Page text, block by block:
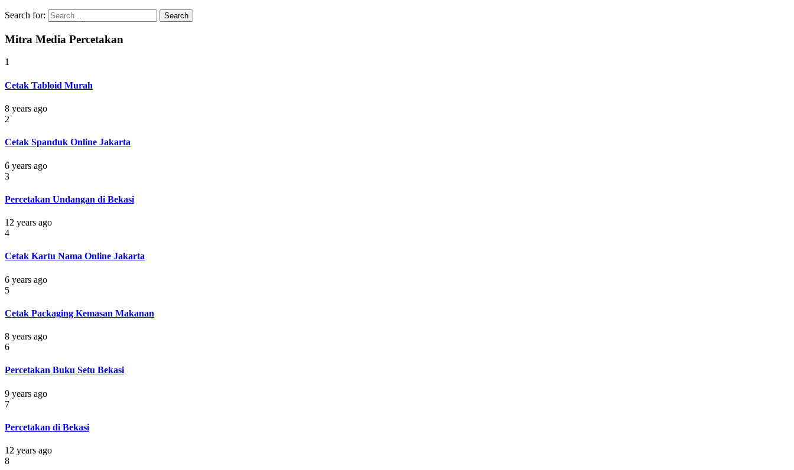
Search for:
Mitra Media Percetakan
1
Cetak Tabloid Murah
8 years ago
2
Cetak Spanduk Online Jakarta
6 years ago
3
Percetakan Undangan di Bekasi
12 years ago
4
Cetak Kartu Nama Online Jakarta
6 years ago
5
Cetak Packaging Kemasan Makanan
8 years ago
6
Percetakan Buku Setu Bekasi
9 years ago
7
Percetakan di Bekasi
12 years ago
8